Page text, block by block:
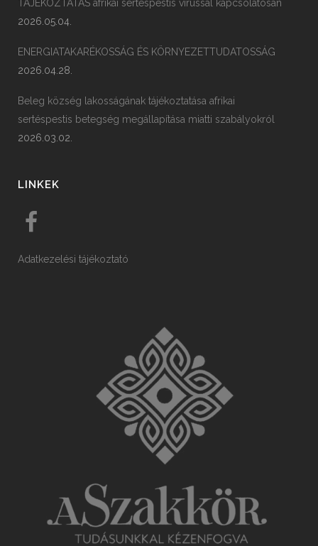
TÁJÉKOZTATÁS afrikai sertéspestis vírussal kapcsolatosan
2026.05.04.
ENERGIATAKARÉKOSSÁG ÉS KÖRNYEZETTUDATOSSÁG
2026.04.28.
Beleg község lakosságának tájékoztatása afrikai
sertéspestis betegség megállapítása miatti szabályokról
2026.03.02.
LINKEK
Adatkezelési tájékoztató